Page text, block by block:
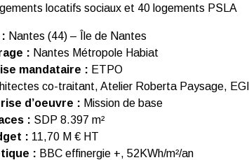
locatifs sociaux et 40 logements PSLA
Nantes (44) – Île de Nantes
: Nantes Métropole Habiat
mandataire : ETPO
co-traitant, Atelier Roberta Paysage,
d’oeuvre : Mission de base
: SDP 8.397 m²
: 11,70 M € HT
: BBC effinergie +, 52KWh/m²/an